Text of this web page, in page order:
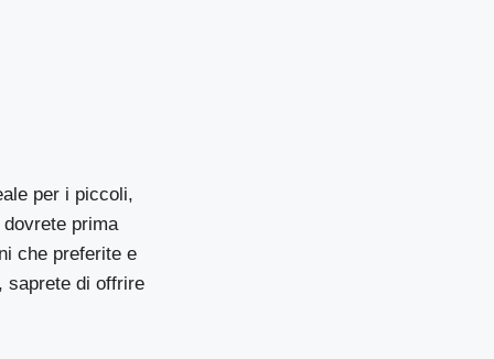
per i piccoli,
prima
che preferite e
saprete di offrire